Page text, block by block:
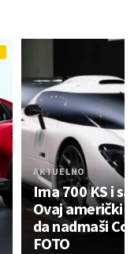
AKTUELNO
Ima 700 KS i
Ovaj američki
da nadmaši
FOTO